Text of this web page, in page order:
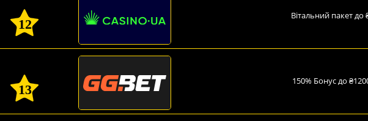
12
Вітальний пакет до
13
150% Бонус до